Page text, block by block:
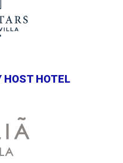
HOST HOTEL